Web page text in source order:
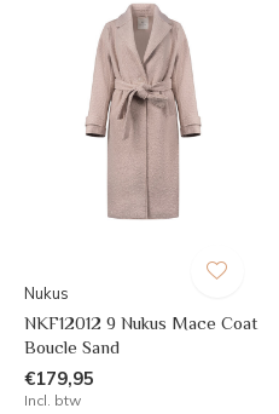
Nukus
NKF12012 9 Nukus Mace Coat
Boucle Sand
€179,95
Incl. btw